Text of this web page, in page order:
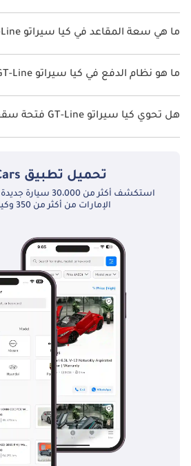
يبلغ معدل استهلاك الوقود المقترح من
2026 من 14 كم/ليتر.
ما هي سعة المقاعد في كيا سيراتو GT-Line؟
تتسع كيا سيراتو GT-Line لأ 5 أشخاص.
ما هو نظام الدفع في كيا سيراتو GT-Line؟
نظام الدفع في كيا سيراتو Front Wheel Drive GT-Line.
هل تحوي كيا سيراتو GT-Line فتحة سقف؟
نعم توفر كيا سيراتو GT-Line فتحة السقف كخيار.
تحميل تطبيق
استكشف أكثر من
الإمارات من أكثر من 350 وكيل معتمد.